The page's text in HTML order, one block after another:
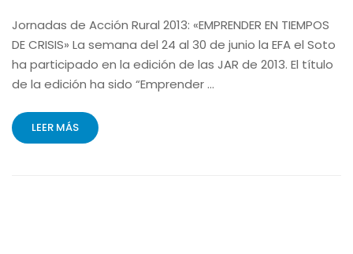
Jornadas de Acción Rural 2013: «EMPRENDER EN TIEMPOS
DE CRISIS» La semana del 24 al 30 de junio la EFA el Soto
ha participado en la edición de las JAR de 2013. El título
de la edición ha sido “Emprender …
LEER MÁS